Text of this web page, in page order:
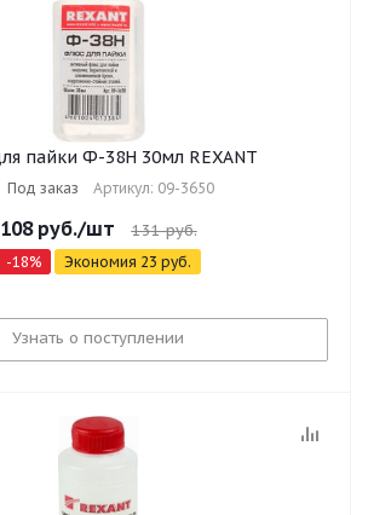
Флюс для пайки Ф-38Н 30мл REXANT
Под заказ Артикул: 09-3650
108руб./шт 131руб.
-18% Экономия 23 руб.
Узнать о поступлении